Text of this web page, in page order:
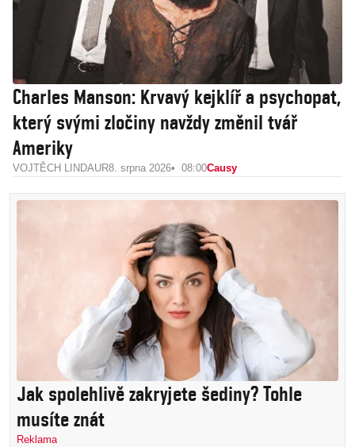
Charles Manson: Krvavý kejklíř a psychopat,
který svými zločiny navždy změnil tvář
Ameriky
VOJTĚCH LINDAUR8. srpna 2026 08:00Causy
Jak spolehlivě zakryjete šediny? Tohle
musíte znát
Reklama